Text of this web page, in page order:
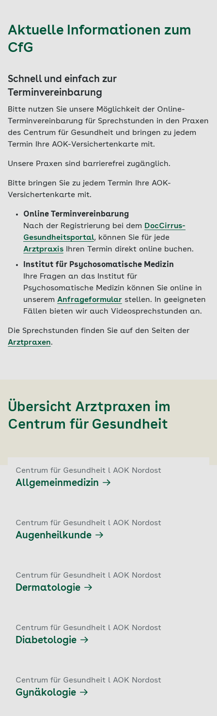
Aktuelle Informationen zum
CfG
Schnell und einfach zur
Terminvereinbarung
Bitte nutzen Sie unsere Möglichkeit der Online-
Terminvereinbarung für Sprechstunden in den Praxen
des Centrum für Gesundheit und bringen zu jedem
Termin Ihre AOK-Versichertenkarte mit.
Unsere Praxen sind barrierefrei zugänglich.
Bitte bringen Sie zu jedem Termin Ihre AOK-
Versichertenkarte mit.
Online Terminvereinbarung
Nach der Registrierung bei dem DocCirrus-
Gesundheitsportal, können Sie für jede
Arztpraxis Ihren Termin direkt online buchen.
Institut für Psychosomatische Medizin
Ihre Fragen an das Institut für
Psychosomatische Medizin können Sie online in
unserem Anfrageformular stellen. In geeigneten
Fällen bieten wir auch Videosprechstunden an.
Die Sprechstunden finden Sie auf den Seiten der
Arztpraxen.
Übersicht Arztpraxen im
Centrum für Gesundheit
Centrum für Gesundheit l AOK Nordost
Allgemeinmedizin
Centrum für Gesundheit l AOK Nordost
Augenheilkunde
Centrum für Gesundheit l AOK Nordost
Dermatologie
Centrum für Gesundheit l AOK Nordost
Diabetologie
Centrum für Gesundheit l AOK Nordost
Gynäkologie